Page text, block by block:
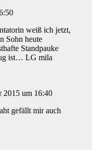
weiß ich jetzt,
Sohn heute
Standpauke
ist… LG mila
2015 um 16:40
gefällt mir auch